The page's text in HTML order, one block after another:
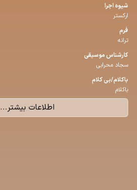
شیوه اجرا
ارکستر
فرم
ترانه
كارشناس موسیقی
سجاد محرابی
باكلام/بی كلام
باکلام
اطلاعات بیشتر...